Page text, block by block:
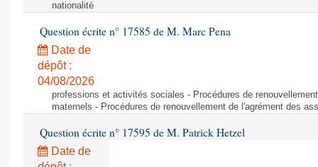
nationalité
Question écrite n° 17585 de M. Marc Pena
Date de
dépôt :
04/08/2026
professions et activités sociales - Procédures de
maternels - Procédures de renouvellement de l'agrément des
Question écrite n° 17595 de M. Patrick Hetzel
Date de